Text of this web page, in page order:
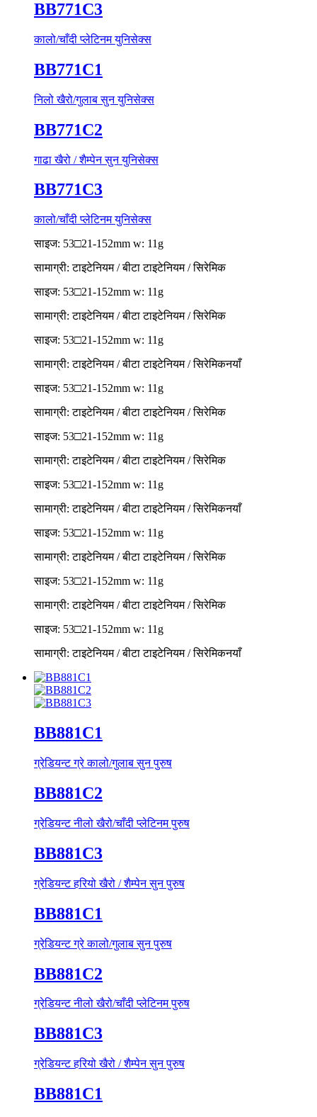
BB771C3
कालो/चाँदी प्लेटिनम युनिसेक्स
BB771C1
निलो खैरो/गुलाब सुन युनिसेक्स
BB771C2
गाढा खैरो / शैम्पेन सुन युनिसेक्स
BB771C3
कालो/चाँदी प्लेटिनम युनिसेक्स
साइज: 53□21-152mm w: 11g
सामाग्री: टाइटेनियम / बीटा टाइटेनियम / सिरेमिक
साइज: 53□21-152mm w: 11g
सामाग्री: टाइटेनियम / बीटा टाइटेनियम / सिरेमिक
साइज: 53□21-152mm w: 11g
सामाग्री: टाइटेनियम / बीटा टाइटेनियम / सिरेमिकनयाँ
साइज: 53□21-152mm w: 11g
सामाग्री: टाइटेनियम / बीटा टाइटेनियम / सिरेमिक
साइज: 53□21-152mm w: 11g
सामाग्री: टाइटेनियम / बीटा टाइटेनियम / सिरेमिक
साइज: 53□21-152mm w: 11g
सामाग्री: टाइटेनियम / बीटा टाइटेनियम / सिरेमिकनयाँ
साइज: 53□21-152mm w: 11g
सामाग्री: टाइटेनियम / बीटा टाइटेनियम / सिरेमिक
साइज: 53□21-152mm w: 11g
सामाग्री: टाइटेनियम / बीटा टाइटेनियम / सिरेमिक
साइज: 53□21-152mm w: 11g
सामाग्री: टाइटेनियम / बीटा टाइटेनियम / सिरेमिकनयाँ
BB881C1
ग्रेडियन्ट ग्रे कालो/गुलाब सुन पुरुष
BB881C2
ग्रेडियन्ट नीलो खैरो/चाँदी प्लेटिनम पुरुष
BB881C3
ग्रेडियन्ट हरियो खैरो / शैम्पेन सुन पुरुष
BB881C1
ग्रेडियन्ट ग्रे कालो/गुलाब सुन पुरुष
BB881C2
ग्रेडियन्ट नीलो खैरो/चाँदी प्लेटिनम पुरुष
BB881C3
ग्रेडियन्ट हरियो खैरो / शैम्पेन सुन पुरुष
BB881C1